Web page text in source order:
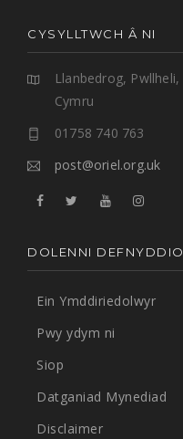
CYSYLLTWCH Â NI
Llanbedrog,
Cymru
01758 740 763
post@oriel.org.uk
DOLENNI
Ein Ymddiriedolwyr
Pwy ydym ni
Siop
Datganiad Mynediad
Disclaimer